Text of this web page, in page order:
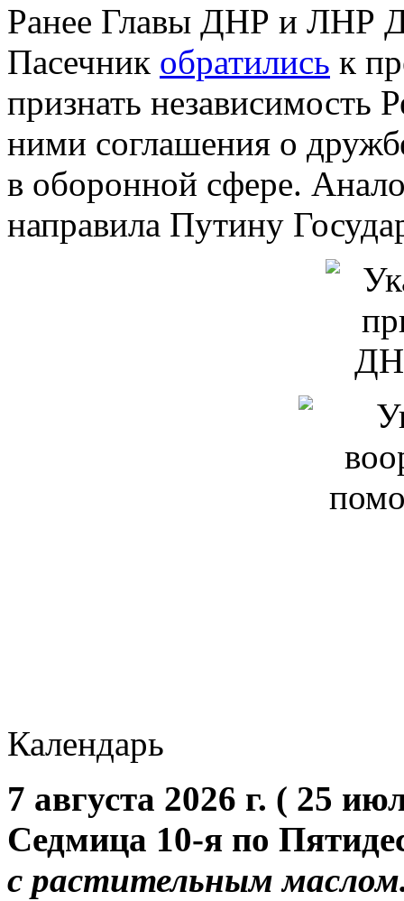
Ранее Главы ДНР и ЛНР
Пасечник обратились к
признать независимость
ними соглашения о
в оборонной сфере.
направила Путину
Календарь
7 августа 2026 г. ( 25
Седмица 10-я по
с растительным